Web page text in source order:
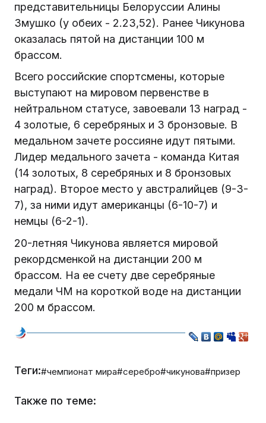
представительницы Белоруссии Алины
Змушко (у обеих - 2.23,52). Ранее Чикунова
оказалась пятой на дистанции 100 м
брассом.
Всего российские спортсмены, которые
выступают на мировом первенстве в
нейтральном статусе, завоевали 13 наград -
4 золотые, 6 серебряных и 3 бронзовые. В
медальном зачете россияне идут пятыми.
Лидер медального зачета - команда Китая
(14 золотых, 8 серебряных и 8 бронзовых
наград). Второе место у австралийцев (9-3-
7), за ними идут американцы (6-10-7) и
немцы (6-2-1).
20-летняя Чикунова является мировой
рекордсменкой на дистанции 200 м
брассом. На ее счету две серебряные
медали ЧМ на короткой воде на дистанции
200 м брассом.
Теги:#чемпионат мира#серебро#чикунова#призер
Также по теме: